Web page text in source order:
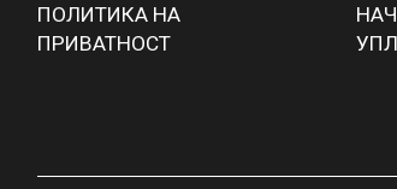
ПОЛИТИКА НА
ПРИВАТНОСТ